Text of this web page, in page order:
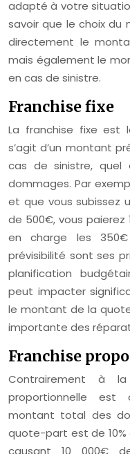
adapté à votre
savoir que le choix
directement le
mais également le
en cas de sinistre.
Franchise fixe
La franchise fixe est
s’agit d’un montant
cas de sinistre,
dommages. Par
et que vous subissez
de 500€, vous
en charge les
prévisibilité sont ses
planification
peut impacter
le montant de la
importante des
Franchise
Contrairement à
proportionnelle est
montant total des
quote-part est de 10%
causant 10 000€